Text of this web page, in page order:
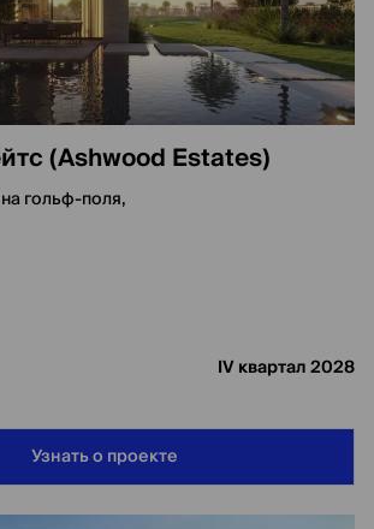
(Ashwood Estates)
гольф-поля,
IV квартал 2028
Узнать о проекте